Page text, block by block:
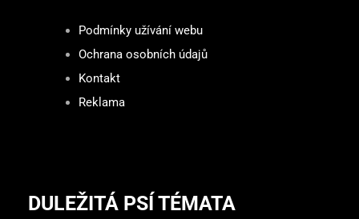
Podmínky užívání webu
Ochrana osobních údajů
Kontakt
Reklama
DULEŽITÁ PSÍ TÉMATA